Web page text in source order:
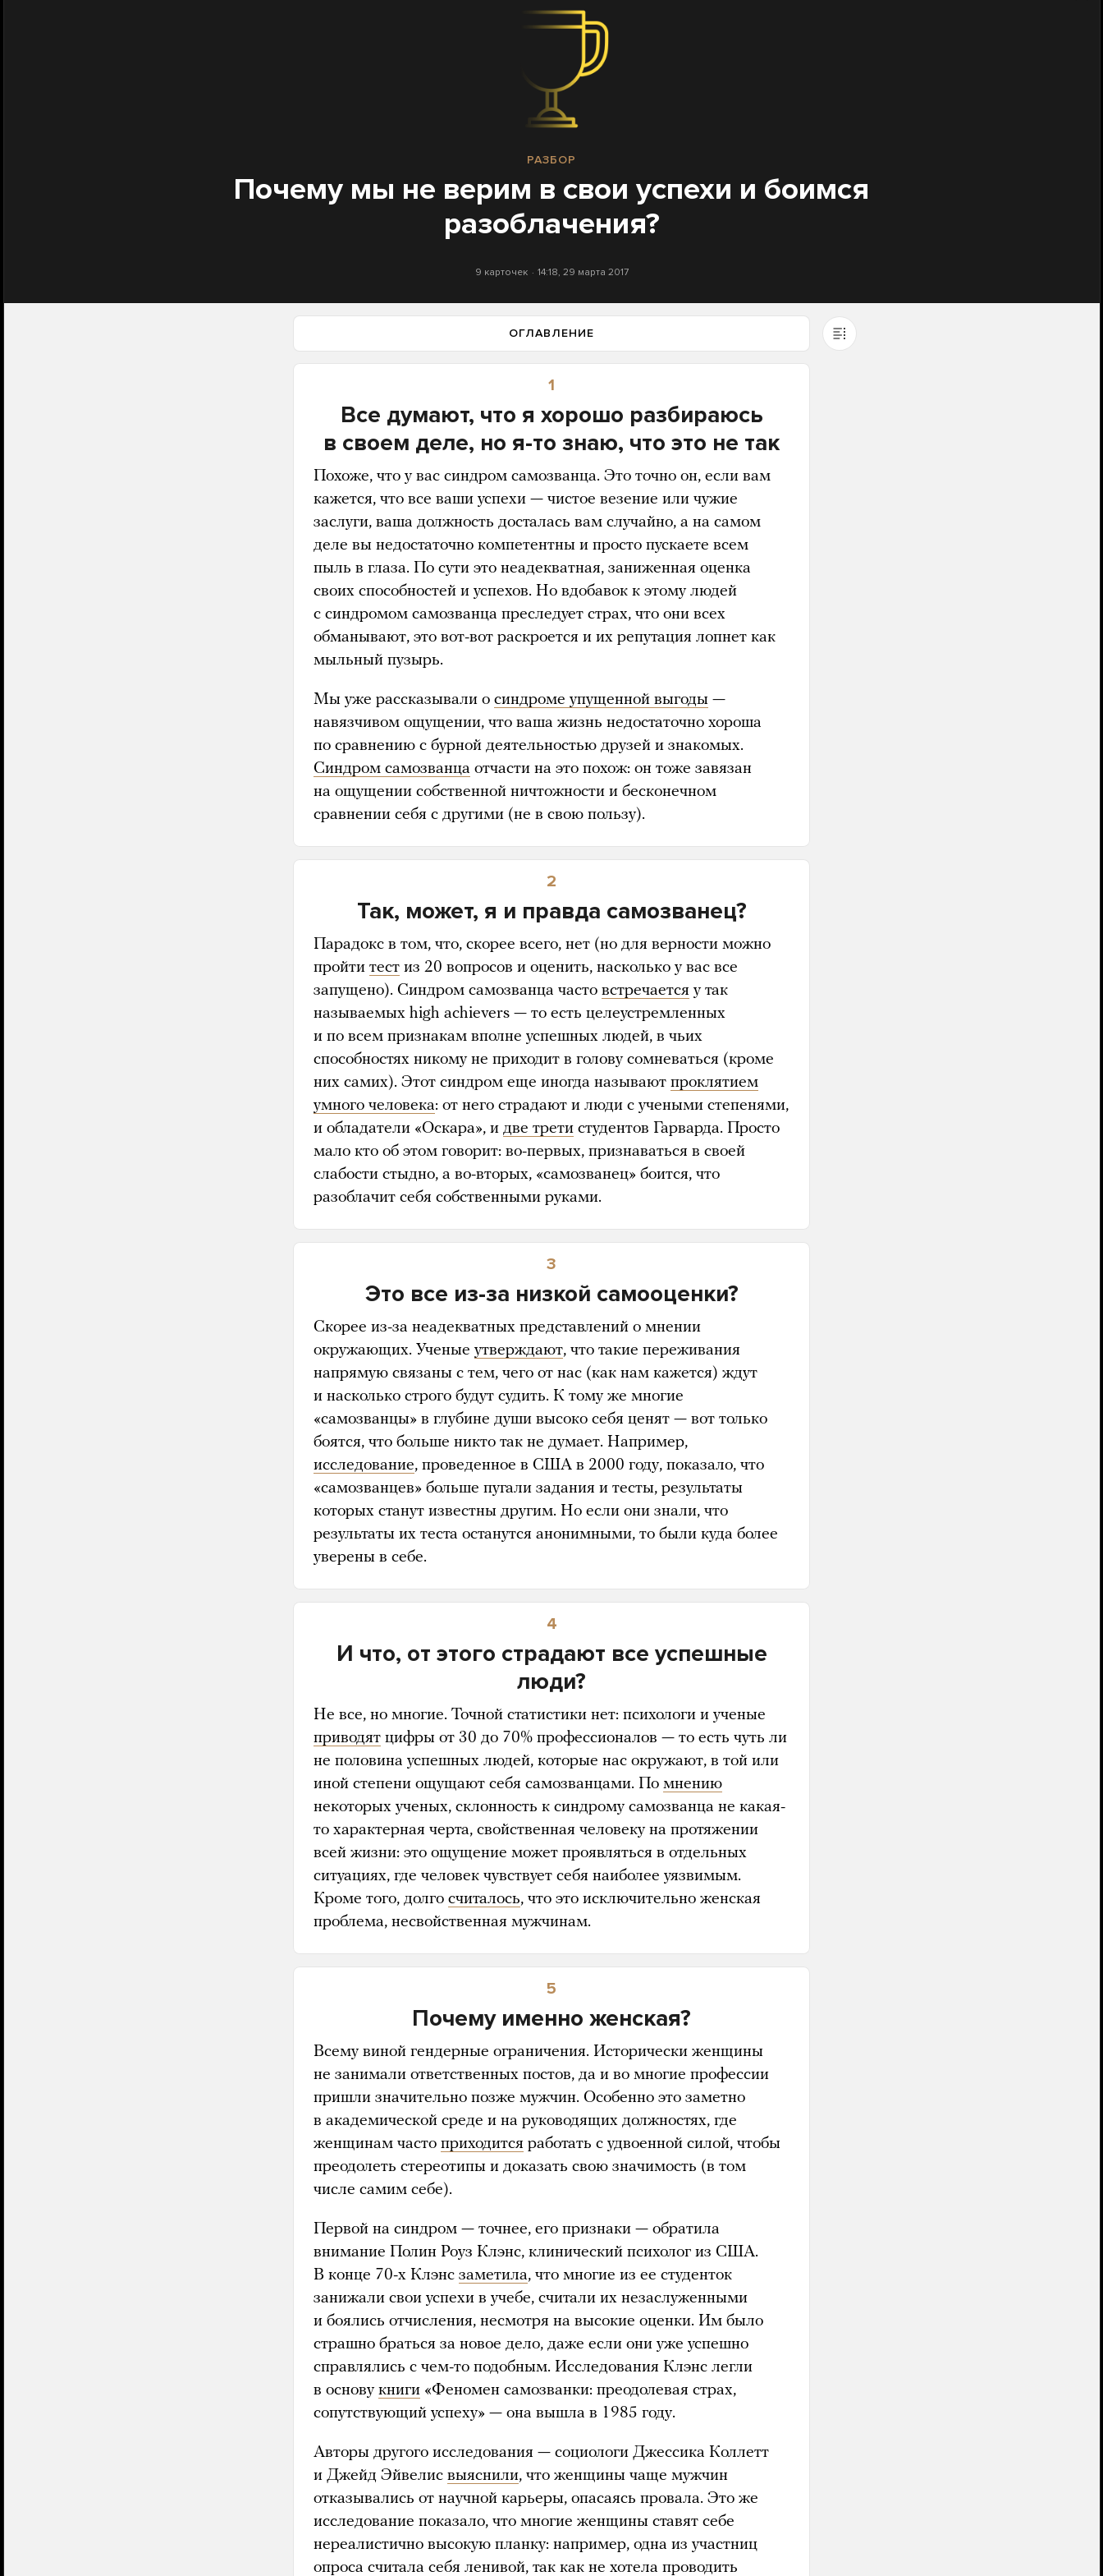
РАЗБОР
Почему мы не верим в свои успехи и боимся
разоблачения?
9 карточек 14:18, 29 марта 2017
ОГЛАВЛЕНИЕ
1
Все думают, что я хорошо разбираюсь
в своем деле, но я-то знаю, что это не так
Похоже, что у вас синдром самозванца. Это точно он, если вам
кажется, что все ваши успехи — чистое везение или чужие
заслуги, ваша должность досталась вам случайно, а на самом
деле вы недостаточно компетентны и просто пускаете всем
пыль в глаза. По сути это неадекватная, заниженная оценка
своих способностей и успехов. Но вдобавок к этому людей
с синдромом самозванца преследует страх, что они всех
обманывают, это вот-вот раскроется и их репутация лопнет как
мыльный пузырь.
Мы уже рассказывали о синдроме упущенной выгоды —
навязчивом ощущении, что ваша жизнь недостаточно хороша
по сравнению с бурной деятельностью друзей и знакомых.
Синдром самозванца отчасти на это похож: он тоже завязан
на ощущении собственной ничтожности и бесконечном
сравнении себя с другими (не в свою пользу).
2
Так, может, я и правда самозванец?
Парадокс в том, что, скорее всего, нет (но для верности можно
пройти тест из 20 вопросов и оценить, насколько у вас все
запущено). Синдром самозванца часто встречается у так
называемых high achievers — то есть целеустремленных
и по всем признакам вполне успешных людей, в чьих
способностях никому не приходит в голову сомневаться (кроме
них самих). Этот синдром еще иногда называют проклятием
умного человека: от него страдают и люди с учеными степенями,
и обладатели «Оскара», и две трети студентов Гарварда. Просто
мало кто об этом говорит: во-первых, признаваться в своей
слабости стыдно, а во-вторых, «самозванец» боится, что
разоблачит себя собственными руками.
3
Это все из-за низкой самооценки?
Скорее из-за неадекватных представлений о мнении
окружающих. Ученые утверждают, что такие переживания
напрямую связаны с тем, чего от нас (как нам кажется) ждут
и насколько строго будут судить. К тому же многие
«самозванцы» в глубине души высоко себя ценят — вот только
боятся, что больше никто так не думает. Например,
исследование, проведенное в США в 2000 году, показало, что
«самозванцев» больше пугали задания и тесты, результаты
которых станут известны другим. Но если они знали, что
результаты их теста останутся анонимными, то были куда более
уверены в себе.
4
И что, от этого страдают все успешные
люди?
Не все, но многие. Точной статистики нет: психологи и ученые
приводят цифры от 30 до 70% профессионалов — то есть чуть ли
не половина успешных людей, которые нас окружают, в той или
иной степени ощущают себя самозванцами. По мнению
некоторых ученых, склонность к синдрому самозванца не какая-
то характерная черта, свойственная человеку на протяжении
всей жизни: это ощущение может проявляться в отдельных
ситуациях, где человек чувствует себя наиболее уязвимым.
Кроме того, долго считалось, что это исключительно женская
проблема, несвойственная мужчинам.
5
Почему именно женская?
Всему виной гендерные ограничения. Исторически женщины
не занимали ответственных постов, да и во многие профессии
пришли значительно позже мужчин. Особенно это заметно
в академической среде и на руководящих должностях, где
женщинам часто приходится работать с удвоенной силой, чтобы
преодолеть стереотипы и доказать свою значимость (в том
числе самим себе).
Первой на синдром — точнее, его признаки — обратила
внимание Полин Роуз Клэнс, клинический психолог из США.
В конце 70-х Клэнс заметила, что многие из ее студенток
занижали свои успехи в учебе, считали их незаслуженными
и боялись отчисления, несмотря на высокие оценки. Им было
страшно браться за новое дело, даже если они уже успешно
справлялись с чем-то подобным. Исследования Клэнс легли
в основу книги «Феномен самозванки: преодолевая страх,
сопутствующий успеху» — она вышла в 1985 году.
Авторы другого исследования — социологи Джессика Коллетт
и Джейд Эйвелис выяснили, что женщины чаще мужчин
отказывались от научной карьеры, опасаясь провала. Это же
исследование показало, что многие женщины ставят себе
нереалистично высокую планку: например, одна из участниц
опроса считала себя ленивой, так как не хотела проводить